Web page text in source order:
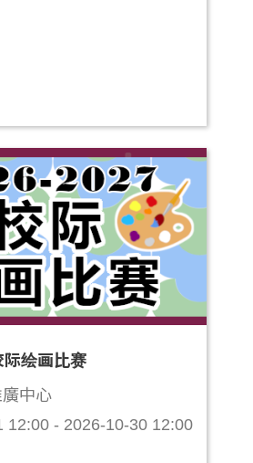
绘画比赛
中心
12:00 - 2026-10-30 12:00